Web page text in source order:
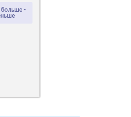
больше -